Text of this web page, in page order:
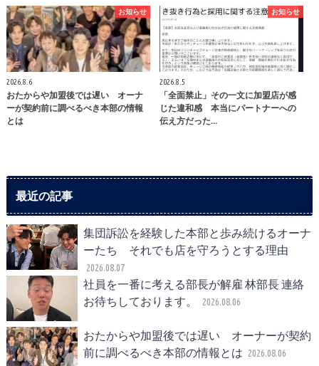
お知らせ
2026.8.6
おたからや加盟後では遅い オーナ
ーが契約前に調べるべき本部の情報
とは
お知らせ
2026.8.5
「全面禁止」その一文に加盟店が感
じた違和感 本当にパートナーへの
伝え方だった…
最近の記事
集団訴訟を経験した本部と歩み続けるオーナ
ーたち それでも店を守ろうとする理由
2026.08.07
社員を一番に考える部長が解雇 林部長 連絡
お待ちしております。
2026.08.06
おたからや加盟後では遅い オーナーが契約
前に調べるべき本部の情報とは 2026.08.06